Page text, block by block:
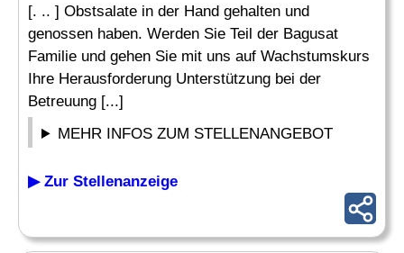
[. .. ] Obstsalate in der Hand gehalten und
genossen haben. Werden Sie Teil der Bagusat
Familie und gehen Sie mit uns auf Wachstumskurs
Ihre Herausforderung Unterstützung bei der
Betreuung [...]
MEHR INFOS ZUM STELLENANGEBOT
▶ Zur Stellenanzeige